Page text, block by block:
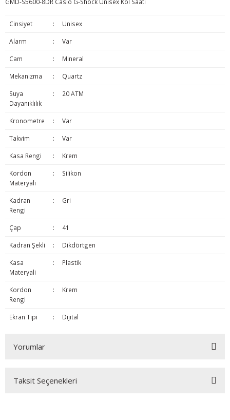
Cinsiyet : Unisex
Alarm : Var
Cam : Mineral
Mekanizma : Quartz
Suya
Dayanıklılık
: 20 ATM
Kronometre : Var
Takvim : Var
Kasa Rengi : Krem
Kordon
Materyali
: Silikon
Kadran
Rengi
: Gri
Çap : 41
Kadran Şekli : Dikdörtgen
Kasa
Materyali
: Plastik
Kordon
Rengi
: Krem
Ekran Tipi : Dijital
Yorumlar
Taksit Seçenekleri